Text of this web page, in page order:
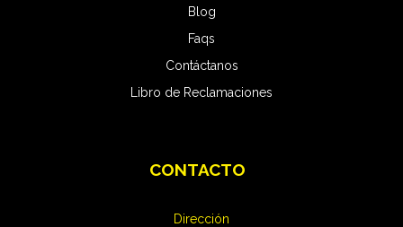
Pro Carwash
Blog
Faqs
Contáctanos
Libro de Reclamaciones
CONTACTO
Dirección